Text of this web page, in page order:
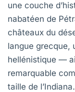
une couche
nabatéen de
châteaux du
langue grecque,
hellénistique —
remarquable
taille de l’Indiana.